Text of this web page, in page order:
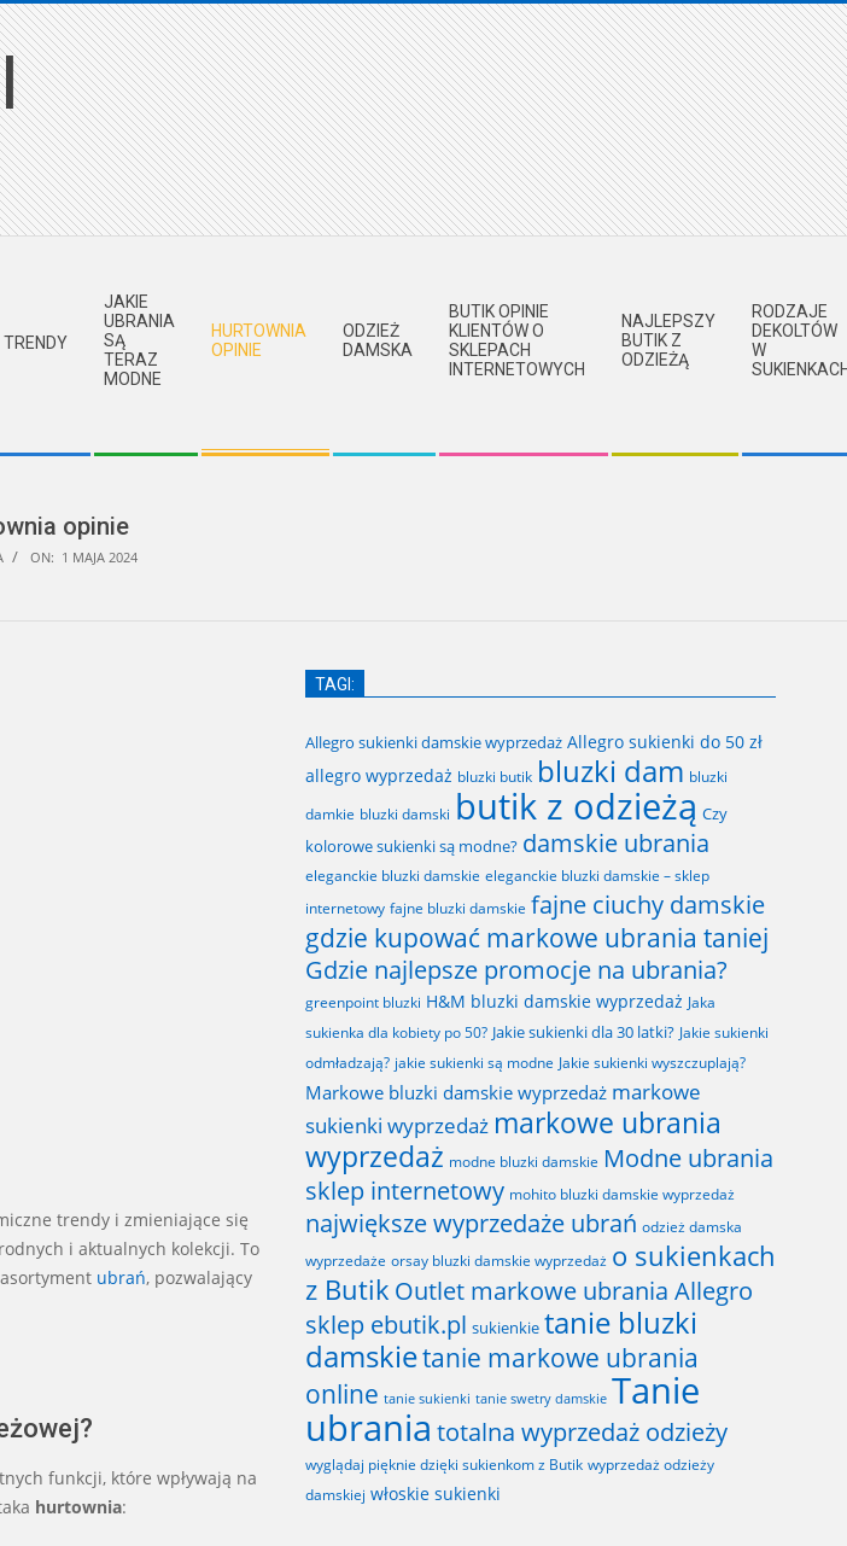
TRENDY
JAKIE
UBRANIA
SĄ
TERAZ
MODNE
HURTOWNIA
OPINIE
ODZIEŻ
DAMSKA
BUTIK OPINIE
KLIENTÓW O
SKLEPACH
INTERNETOWYCH
NAJLEPSZY
BUTIK Z
ODZIEŻĄ
RODZAJE
DEKOLTÓW
W
opinie
ON: 1 MAJA 2024
trendy i zmieniające się
i aktualnych kolekcji. To
ubrań, pozwalający
funkcji, które wpływają na
hurtownia:
TAGI:
Allegro sukienki damskie wyprzedaż Allegro sukienki do 50 zł
allegro wyprzedaż bluzki butik bluzki dam bluzki
damkie bluzki damski butik z odzieżą Czy
kolorowe sukienki są modne? damskie ubrania
eleganckie bluzki damskie eleganckie bluzki damskie – sklep
internetowy fajne bluzki damskie fajne ciuchy damskie
gdzie kupować markowe ubrania taniej
Gdzie najlepsze promocje na ubrania?
greenpoint bluzki H&M bluzki damskie wyprzedaż Jaka
sukienka dla kobiety po 50? Jakie sukienki dla 30 latki? Jakie sukienki
odmładzają? jakie sukienki są modne Jakie sukienki wyszczuplają?
Markowe bluzki damskie wyprzedaż markowe
sukienki wyprzedaż markowe ubrania
wyprzedaż modne bluzki damskie Modne ubrania
sklep internetowy mohito bluzki damskie wyprzedaż
największe wyprzedaże ubrań odzież damska
wyprzedaże orsay bluzki damskie wyprzedaż o sukienkach
z Butik Outlet markowe ubrania Allegro
sklep ebutik.pl sukienkie tanie bluzki
damskietanie markowe ubrania
online tanie sukienki tanie swetry damskie Tanie
ubrania totalna wyprzedaż odzieży
wyglądaj pięknie dzięki sukienkom z Butik wyprzedaż odzieży
damskiej włoskie sukienki